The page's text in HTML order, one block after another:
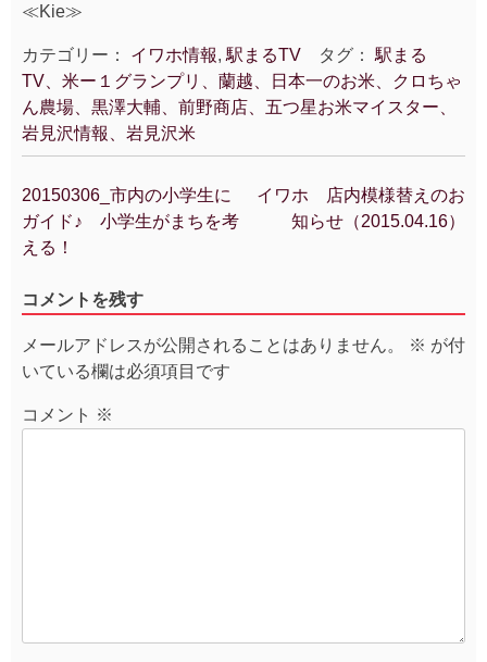
≪Kie≫
カテゴリー： イワホ情報, 駅まるTV タグ： 駅まる
TV、米ー１グランプリ、蘭越、日本一のお米、クロちゃ
ん農場、黒澤大輔、前野商店、五つ星お米マイスター、
岩見沢情報、岩見沢米
投
稿
ナ
ゲ
シ
ョ
ン
20150306_市内の小学生に
ガイド♪ 小学生がまちを考
える！
イワホ 店内模様替えのお
知らせ（2015.04.16）
コメントを残す
メールアドレスが公開されることはありません。 ※ が付
いている欄は必須項目です
コメント ※